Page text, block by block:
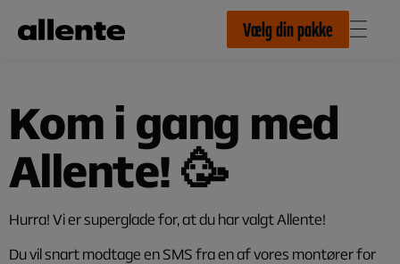
Vælg din pakke
Kom i gang med
Allente! 🥳
Hurra! Vi er superglade for, at du har valgt Allente!
Du vil snart modtage en SMS fra en af vores montører for